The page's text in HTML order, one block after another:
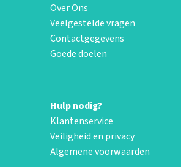
Over Ons
Veelgestelde vragen
Contactgegevens
Goede doelen
Hulp nodig?
Klantenservice
Veiligheid en privacy
Algemene voorwaarden